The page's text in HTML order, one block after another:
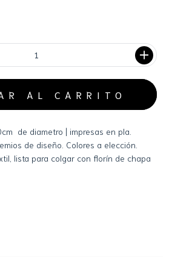
de diametro | impresas en pla.
de diseño. Colores a elección.
lista para colgar con florín de chapa